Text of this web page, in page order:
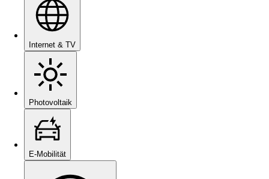
Internet & TV
Photovoltaik
E-Mobilität